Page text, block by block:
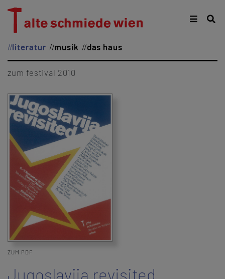
literatur musik das haus
zum festival 2010
ZUM PDF
Jugoslavija revisited